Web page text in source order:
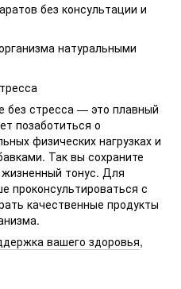
без консультации и
натуральными
без стресса — это плавный
позаботиться о
физических нагрузках и
Так вы сохраните
тонус. Для
проконсультироваться с
качественные продукты
вашего здоровья,